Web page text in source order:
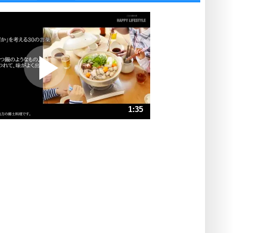
いっそのこと、他人を見ない。
いらいらしない人になる30の方法
プラス思考
ポジティブになれない原因は、行動
しないから。
ポジティブ思考になる30の方法
ストレス対策
1:35